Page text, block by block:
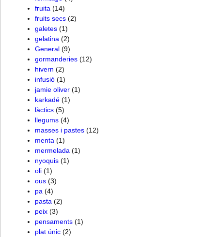
fruita (14)
fruits secs (2)
galetes (1)
gelatina (2)
General (9)
gormanderies (12)
hivern (2)
infusió (1)
jamie oliver (1)
karkadé (1)
làctics (5)
llegums (4)
masses i pastes (12)
menta (1)
mermelada (1)
nyoquis (1)
oli (1)
ous (3)
pa (4)
pasta (2)
peix (3)
pensaments (1)
plat únic (2)